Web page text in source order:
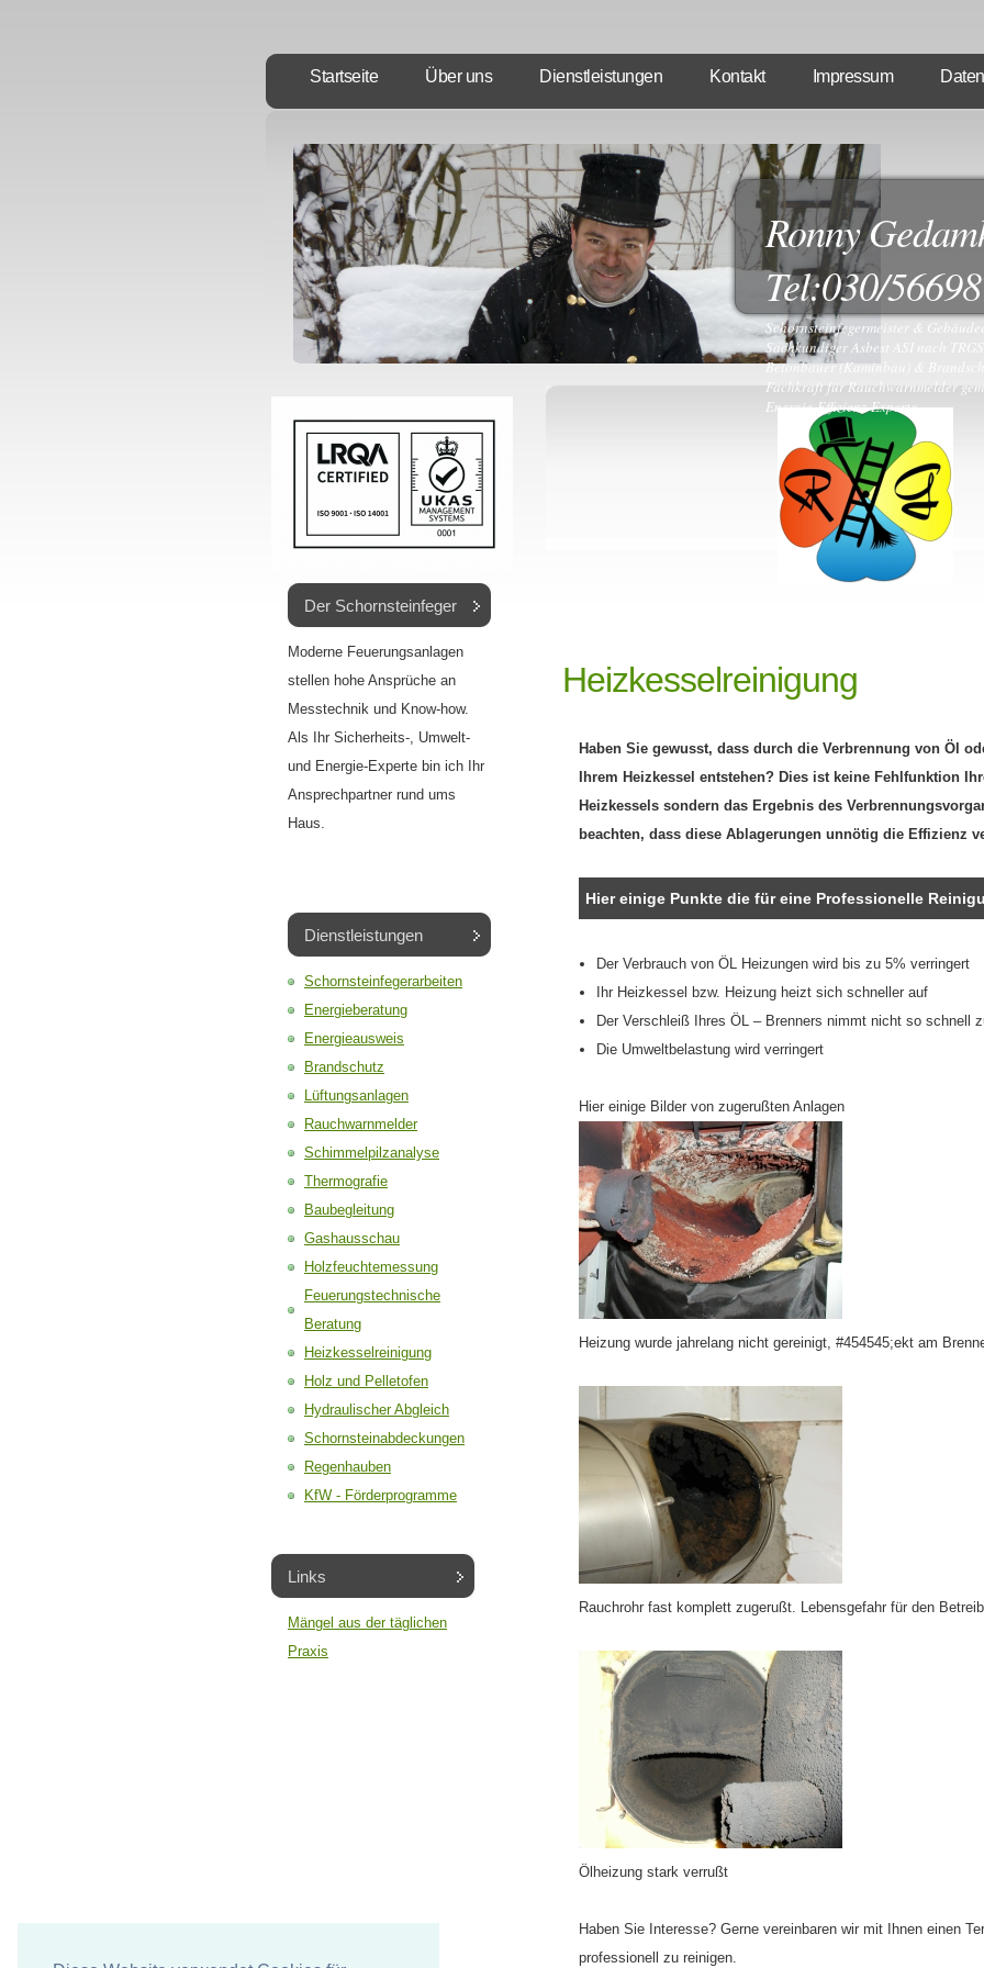
Startseite Über uns Dienstleistungen Kontakt Impressum
Ronny
Tel:030/
Schornsteinfegermeister &
Sachkundiger Asbest ASI nach
Betonbauer (Kaminbau) &
Fachkraft für Rauchwarnmelder
Energie-Effizienz-Experte
Heizkesselreinigung
Haben Sie gewusst, dass durch die Verbrennung von Öl
Ihrem Heizkessel entstehen? Dies ist keine Fehlfunktion
Heizkessels sondern das Ergebnis des
beachten, dass diese Ablagerungen unnötig die Effizienz
Hier einige Punkte die für eine Professionelle
Der Verbrauch von ÖL Heizungen wird bis zu 5% verringert
Ihr Heizkessel bzw. Heizung heizt sich schneller auf
Der Verschleiß Ihres ÖL – Brenners nimmt nicht so schnell
Die Umweltbelastung wird verringert
Hier einige Bilder von zugerußten Anlagen
Heizung wurde jahrelang nicht gereinigt, #454545;ekt am
Rauchrohr fast komplett zugerußt. Lebensgefahr für den
Ölheizung stark verrußt
Haben Sie Interesse? Gerne vereinbaren wir mit Ihnen einen
professionell zu reinigen.
Der Schornsteinfeger
Moderne Feuerungsanlagen
stellen hohe Ansprüche an
Messtechnik und Know-how.
Als Ihr Sicherheits-, Umwelt-
und Energie-Experte bin ich Ihr
Ansprechpartner rund ums
Haus.
Dienstleistungen
Schornsteinfegerarbeiten
Energieberatung
Energieausweis
Brandschutz
Lüftungsanlagen
Rauchwarnmelder
Schimmelpilzanalyse
Thermografie
Baubegleitung
Gashausschau
Holzfeuchtemessung
Feuerungstechnische
Beratung
Heizkesselreinigung
Holz und Pelletofen
Hydraulischer Abgleich
Schornsteinabdeckungen
Regenhauben
KfW - Förderprogramme
Links
Mängel aus der täglichen
Praxis